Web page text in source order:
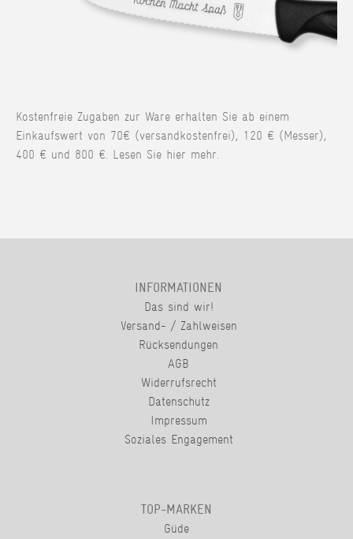
Kostenfreie Zugaben zur Ware erhalten Sie ab einem
Einkaufswert von 70€ (versandkostenfrei), 120 € (Messer),
400 € und 800 €. Lesen Sie hier mehr.
INFORMATIONEN
Das sind wir!
Versand- / Zahlweisen
Rücksendungen
AGB
Widerrufsrecht
Datenschutz
Impressum
Soziales Engagement
TOP-MARKEN
Güde